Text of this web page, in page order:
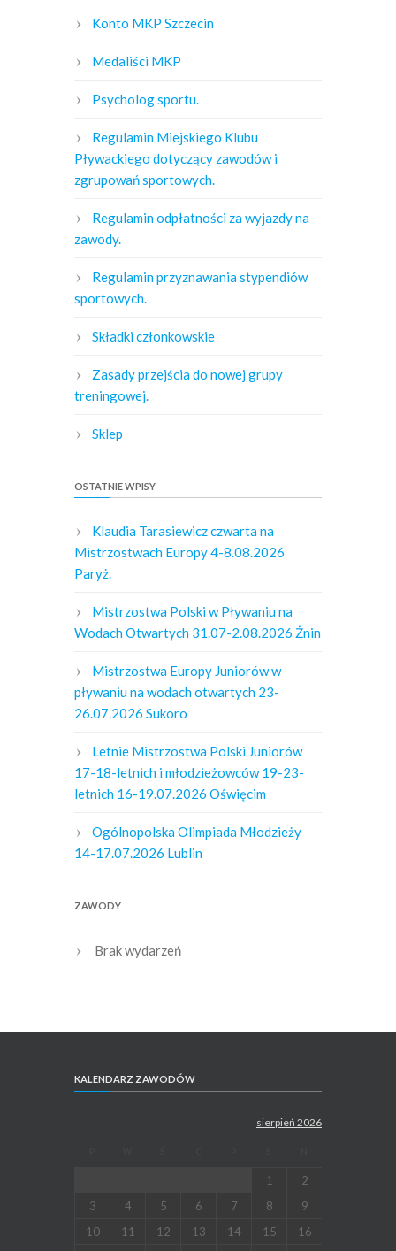
Konto MKP Szczecin
Medaliści MKP
Psycholog sportu.
Regulamin Miejskiego Klubu
Pływackiego dotyczący zawodów i
zgrupowań sportowych.
Regulamin odpłatności za wyjazdy na
zawody.
Regulamin przyznawania stypendiów
sportowych.
Składki członkowskie
Zasady przejścia do nowej grupy
treningowej.
Sklep
OSTATNIE WPISY
Klaudia Tarasiewicz czwarta na
Mistrzostwach Europy 4-8.08.2026
Paryż.
Mistrzostwa Polski w Pływaniu na
Wodach Otwartych 31.07-2.08.2026 Żnin
Mistrzostwa Europy Juniorów w
pływaniu na wodach otwartych 23-
26.07.2026 Sukoro
Letnie Mistrzostwa Polski Juniorów
17-18-letnich i młodzieżowców 19-23-
letnich 16-19.07.2026 Oświęcim
Ogólnopolska Olimpiada Młodzieży
14-17.07.2026 Lublin
ZAWODY
Brak wydarzeń
KALENDARZ ZAWODÓW
sierpień 2026
1
2
3
4 5 6 7 8
9
10
11 12 13 14 15
16